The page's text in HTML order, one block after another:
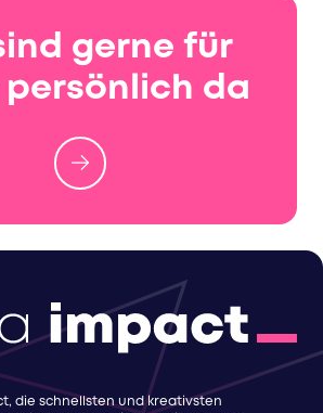
gerne für
persönlich da
die schnellsten und kreativsten